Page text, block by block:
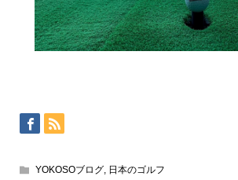
YOKOSOブログ, 日本のゴルフ